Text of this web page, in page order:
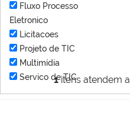
1itens atendem
Fluxo Processo
Eletronico
Licitacoes
Projeto de TIC
Multimídia
Servico de TIC